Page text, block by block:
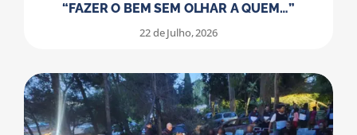
“FAZER O BEM SEM OLHAR A QUEM…”
22 de Julho, 2026